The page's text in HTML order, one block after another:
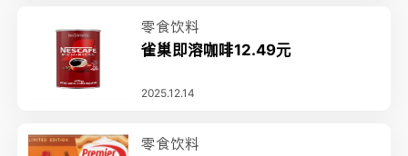
零食饮料
雀巢即溶咖啡12.49元
2025.12.14
零食饮料